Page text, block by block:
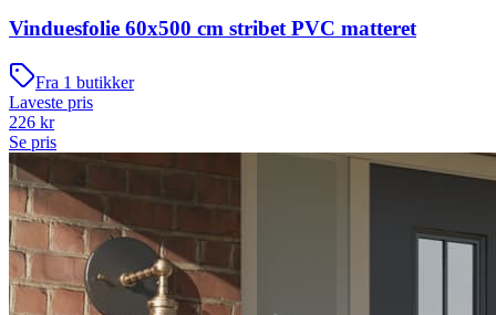
Vinduesfolie 60x500 cm stribet PVC matteret
Fra 1 butikker
Laveste pris
226 kr
Se pris